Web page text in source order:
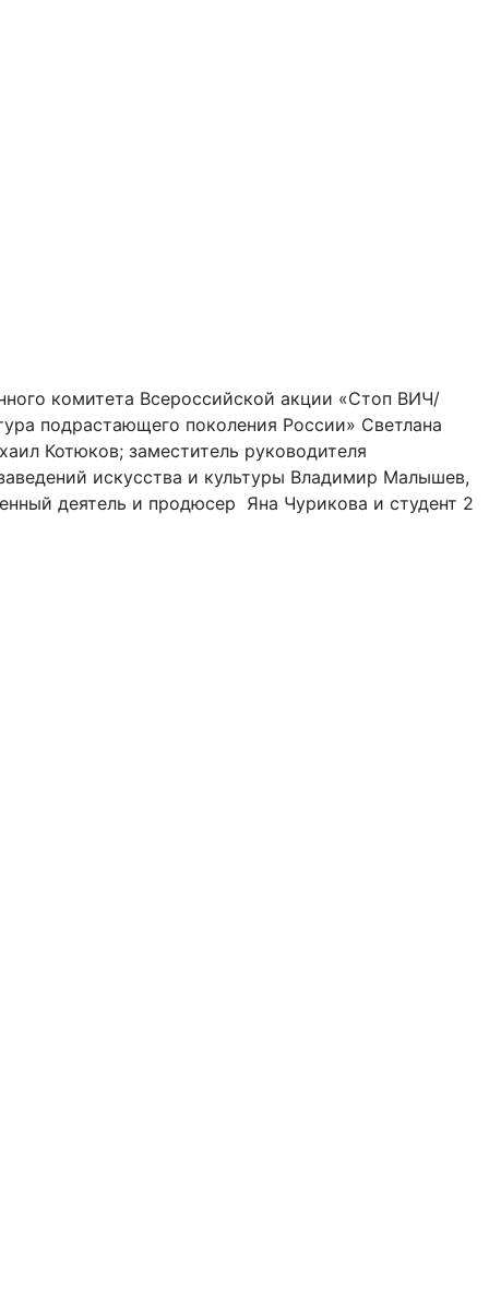
комитета Всероссийской акции «Стоп ВИЧ/
подрастающего поколения России» Светлана
Котюков; заместитель руководителя
искусства и культуры Владимир Малышев,
деятель и продюсер Яна Чурикова и студент 2